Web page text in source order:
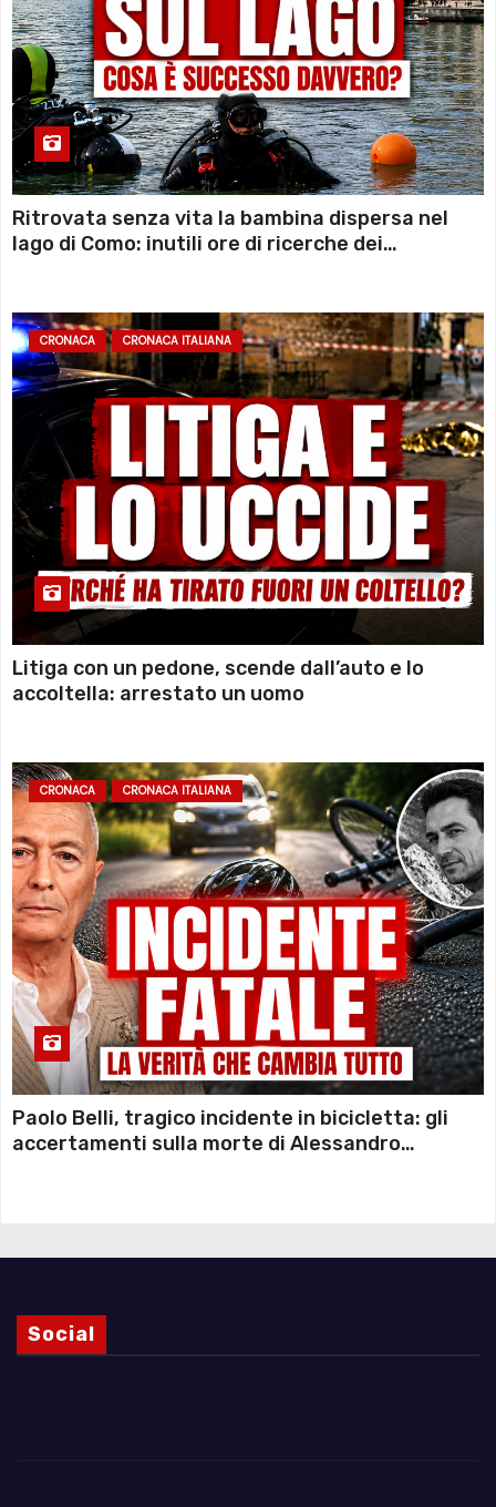
Ritrovata senza vita la bambina dispersa nel
lago di Como: inutili ore di ricerche dei
CRONACA CRONACA ITALIANA
Litiga con un pedone, scende dall’auto e lo
accoltella: arrestato un uomo
CRONACA CRONACA ITALIANA
Paolo Belli, tragico incidente in bicicletta: gli
accertamenti sulla morte di Alessandro
Social